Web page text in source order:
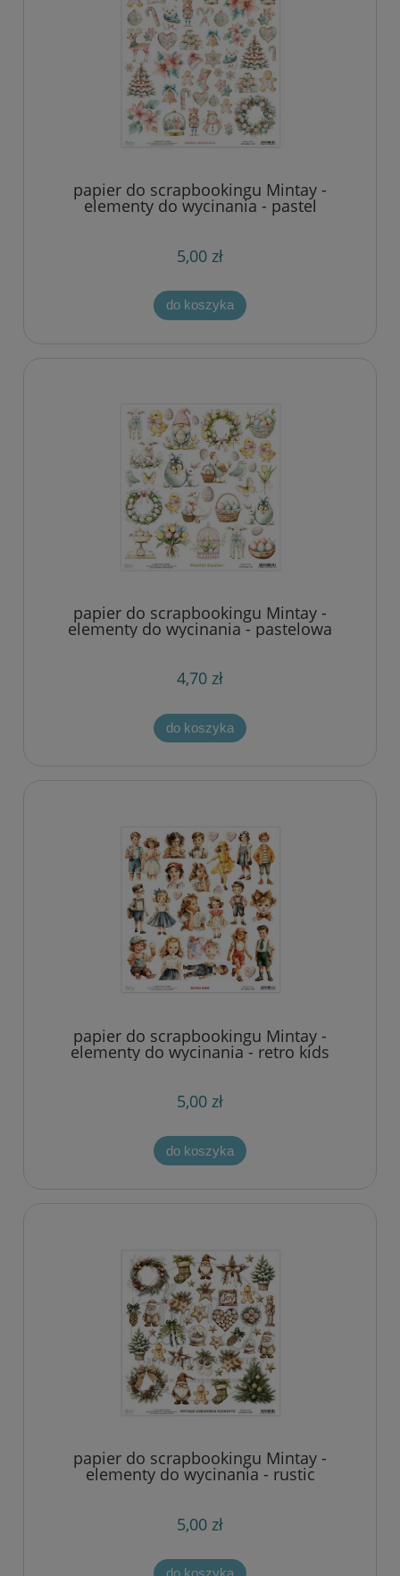
papier do scrapbookingu Mintay -
elementy do wycinania - pastel
christmas
5,00 zł
do koszyka
papier do scrapbookingu Mintay -
elementy do wycinania - pastelowa
wielkanoc
4,70 zł
do koszyka
papier do scrapbookingu Mintay -
elementy do wycinania - retro kids
5,00 zł
do koszyka
papier do scrapbookingu Mintay -
elementy do wycinania - rustic
christmas
5,00 zł